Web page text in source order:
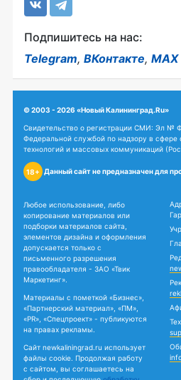
Подпишитесь на нас:
Telegram, ВКонтакте, MAX
© 2003 - 2026 «Новый Калининград.Ru»
Свидетельство о регистрации СМИ: Эл №
Федеральной службой по надзору в сфере
технологий и массовых коммуникаций
18+ Данный сайт не предназначен для
Любое использование, либо
копирование материалов или
подборки материалов сайта,
элементов дизайна и оформления
допускается только с
письменного разрешения
правообладателя - ЗАО «Твик
Маркетинг».
Материалы с пометкой «Бизнес»,
«Партнерский материал», «ПМ»,
«PR», «Спецпроект» - публикуются
на правах рекламы.
Сайт newkaliningrad.ru использует
файлы cookie. Продолжая работу
с сайтом, вы соглашаетесь на